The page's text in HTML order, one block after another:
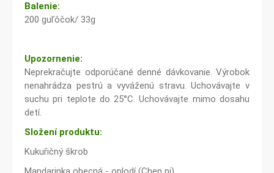
Balenie:
200 guľôčok/ 33g
Upozornenie:
Neprekračujte odporúčané denné dávkovanie. Výrobok
nenahrádza pestrú a vyváženú stravu. Uchovávajte v
suchu pri teplote do 25°C. Uchovávajte mimo dosahu
detí.
Složení produktu:
Kukuřičný škrob